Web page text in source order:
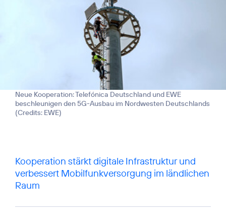
Neue Kooperation: Telefónica Deutschland und EWE
beschleunigen den 5G-Ausbau im Nordwesten Deutschlands
(Credits: EWE)
Kooperation stärkt digitale Infrastruktur und
verbessert Mobilfunkversorgung im ländlichen
Raum